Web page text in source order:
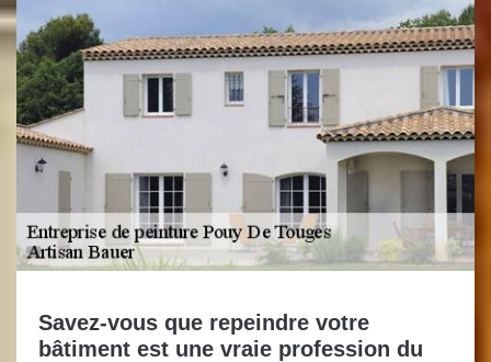
Savez-vous que repeindre votre
bâtiment est une vraie profession du